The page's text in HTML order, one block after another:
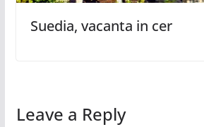
Suedia, vacanta in cer
Leave a Reply